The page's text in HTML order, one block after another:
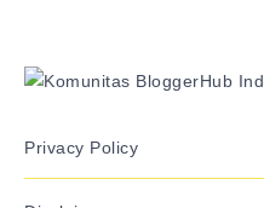
Privacy Policy